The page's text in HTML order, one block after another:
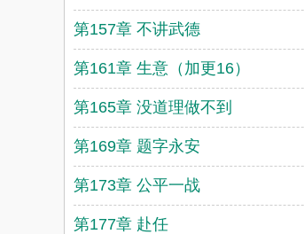
第157章 不讲武德
第161章 生意（加更16）
第165章 没道理做不到
第169章 题字永安
第173章 公平一战
第177章 赴任